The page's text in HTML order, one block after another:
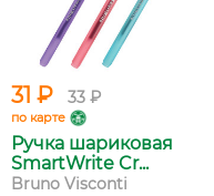
31 ₽ 33 ₽
по карте
Ручка шариковая
SmartWrite Cr...
Bruno Visconti